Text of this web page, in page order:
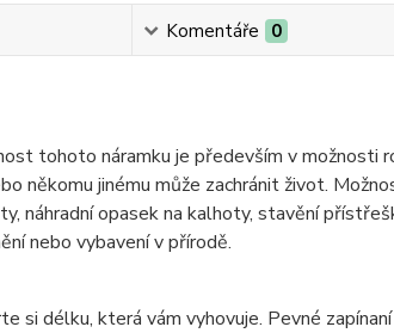
Komentáře 0
tohoto náramku je především v možnosti
někomu jinému může zachránit život.
náhradní opasek na kalhoty, stavění
nebo vybavení v přírodě.
si délku, která vám vyhovuje. Pevné